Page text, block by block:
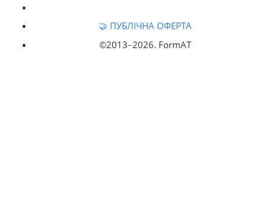
🤝 ПУБЛІЧНА ОФЕРТА
©2013‒2026. FormAT